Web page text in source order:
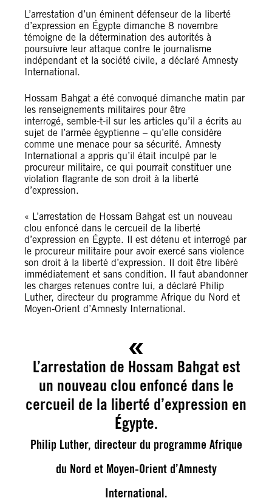
L’arrestation d’un éminent défenseur de la liberté
d’expression en Égypte dimanche 8 novembre
témoigne de la détermination des autorités à
poursuivre leur attaque contre le journalisme
indépendant et la société civile, a déclaré Amnesty
International.
Hossam Bahgat a été convoqué dimanche matin par
les renseignements militaires pour être
interrogé, semble-t-il sur les articles qu’il a écrits au
sujet de l’armée égyptienne – qu’elle considère
comme une menace pour sa sécurité. Amnesty
International a appris qu’il était inculpé par le
procureur militaire, ce qui pourrait constituer une
violation flagrante de son droit à la liberté
d’expression.
« L’arrestation de Hossam Bahgat est un nouveau
clou enfoncé dans le cercueil de la liberté
d’expression en Égypte. Il est détenu et interrogé par
le procureur militaire pour avoir exercé sans violence
son droit à la liberté d’expression. Il doit être libéré
immédiatement et sans condition. Il faut abandonner
les charges retenues contre lui, a déclaré Philip
Luther, directeur du programme Afrique du Nord et
Moyen-Orient d’Amnesty International.
L’arrestation de Hossam Bahgat est
un nouveau clou enfoncé dans le
cercueil de la liberté d’expression en
Égypte.
Philip Luther, directeur du programme Afrique
du Nord et Moyen-Orient d’Amnesty
International.